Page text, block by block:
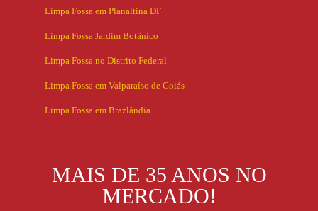
Limpa Fossa em Planaltina DF
Limpa Fossa Jardim Botânico
Limpa Fossa no Distrito Federal
Limpa Fossa em Valparaíso de Goiás
Limpa Fossa em Brazlândia
MAIS DE 35 ANOS NO
MERCADO!